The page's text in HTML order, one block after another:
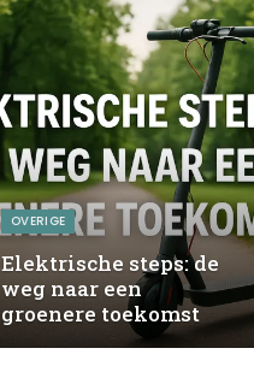
OVERIGE
Elektrische steps: de
weg naar een
groenere toekomst